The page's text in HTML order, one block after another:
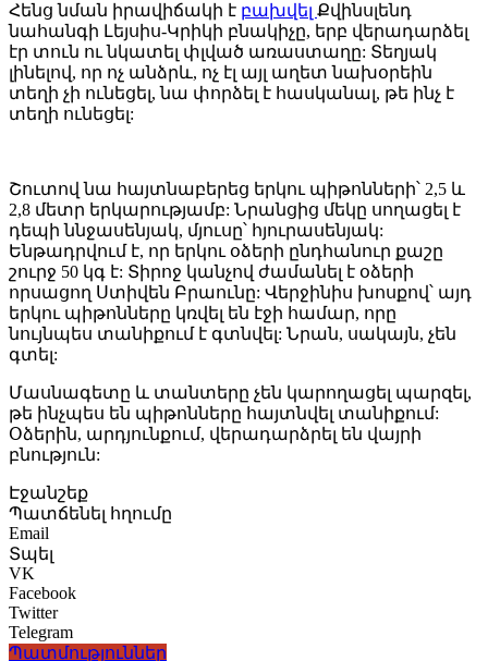
Հենց նման իրավիճակի է բախվել Քվինսլենդ
նահանգի Լեյսիս-Կրիկի բնակիչը, երբ վերադարձել
էր տուն ու նկատել փլված առաստաղը: Տեղյակ
լինելով, որ ոչ անձրև, ոչ էլ այլ աղետ նախօրեին
տեղի չի ունեցել, նա փորձել է հասկանալ, թե ինչ է
տեղի ունեցել:
Շուտով նա հայտնաբերեց երկու պիթոնների՝ 2,5 և
2,8 մետր երկարությամբ: Նրանցից մեկը սողացել է
դեպի ննջասենյակ, մյուսը՝ հյուրասենյակ:
Ենթադրվում է, որ երկու օձերի ընդհանուր քաշը
շուրջ 50 կգ է: Տիրոջ կանչով ժամանել է օձերի
որսացող Ստիվեն Բրաունը: Վերջինիս խոսքով՝ այդ
երկու պիթոնները կռվել են էջի համար, որը
նույնպես տանիքում է գտնվել: Նրան, սակայն, չեն
գտել:
Մասնագետը և տանտերը չեն կարողացել պարզել,
թե ինչպես են պիթոնները հայտնվել տանիքում:
Օձերին, արդյունքում, վերադարձրել են վայրի
բնություն:
Էջանշեք
Պատճենել հղումը
Email
Տպել
VK
Facebook
Twitter
Telegram
Պատմություններ